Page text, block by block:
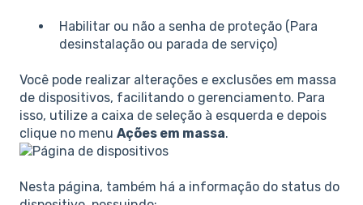
Habilitar ou não a senha de proteção (Para
desinstalação ou parada de serviço)
Você pode realizar alterações e exclusões em massa
de dispositivos, facilitando o gerenciamento. Para
isso, utilize a caixa de seleção à esquerda e depois
clique no menu Ações em massa.
Nesta página, também há a informação do status do